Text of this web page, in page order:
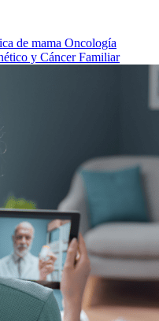
de mama Oncología
y Cáncer Familiar